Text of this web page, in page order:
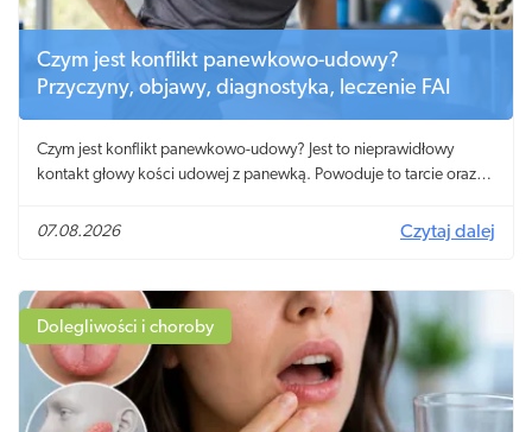
Czym jest konflikt panewkowo-udowy?
Przyczyny, objawy, diagnostyka, leczenie FAI
Czym jest konflikt panewkowo-udowy? Jest to nieprawidłowy
kontakt głowy kości udowej z panewką. Powoduje to tarcie oraz
07.08.2026
Czytaj dalej
Dolegliwości i choroby